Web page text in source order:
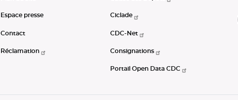
Espace presse
Contact
Réclamation
Ciclade
CDC-Net
Consignations
Portail Open Data CDC